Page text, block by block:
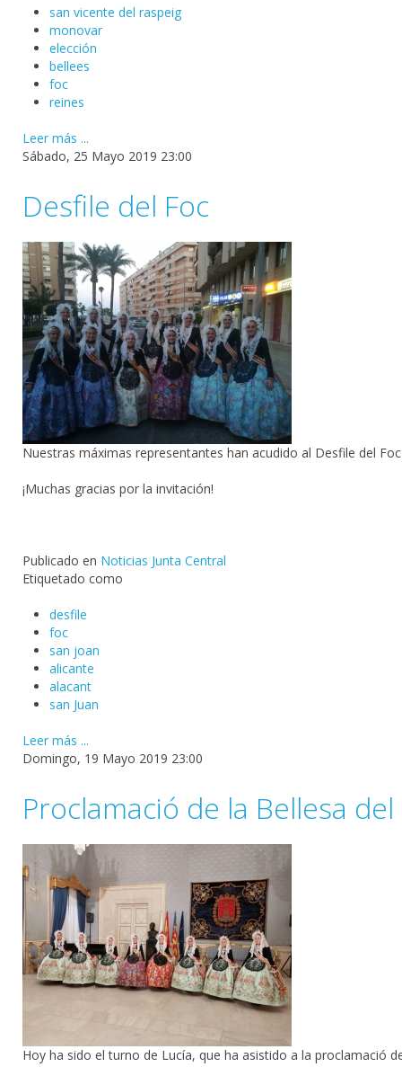
san vicente del raspeig
monovar
elección
bellees
foc
reines
Leer más ...
Sábado, 25 Mayo 2019 23:00
Desfile del Foc
Nuestras máximas representantes han acudido al Desfile del
¡Muchas gracias por la invitación!
Publicado en Noticias Junta Central
Etiquetado como
desfile
foc
san joan
alicante
alacant
san Juan
Leer más ...
Domingo, 19 Mayo 2019 23:00
Proclamació de la Bellesa
Hoy ha sido el turno de Lucía, que ha asistido a la proclamació